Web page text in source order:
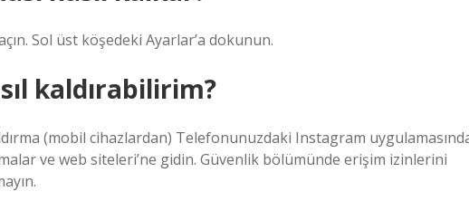
Sol üst köşedeki Ayarlar’a dokunun.
kaldırabilirim?
(mobil cihazlardan) Telefonunuzdaki Instagram
ve web siteleri’ne gidin. Güvenlik bölümünde erişim izinlerini